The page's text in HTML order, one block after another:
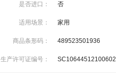
是否进口： 否
适用场景： 家用
商品条形码： 489523501936
生产许可证编号： SC10644512100602